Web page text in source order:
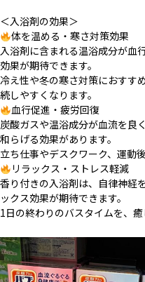
＜入浴剤の効果＞
体を温める・寒さ対策効果
入浴剤に含まれる温浴成分が血
効果が期待できます。
冷え性や冬の寒さ対策におすす
続しやすくなります。
血行促進・疲労回復
炭酸ガスや温浴成分が血流を良
和らげる効果があります。
立ち仕事やデスクワーク、運動
リラックス・ストレス軽減
香り付きの入浴剤は、自律神経
ックス効果が期待できます。
1日の終わりのバスタイムを、癒